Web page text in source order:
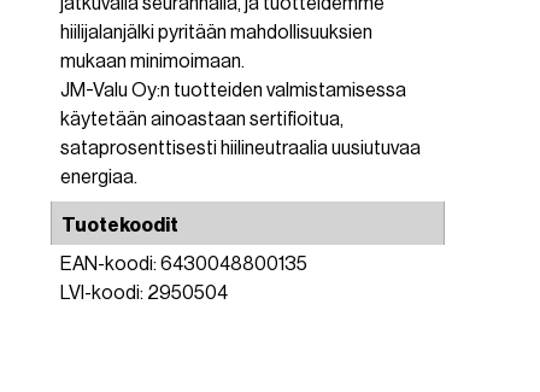
hiilijalanjälki pyritään mahdollisuuksien
mukaan minimoimaan.
JM-Valu Oy:n tuotteiden valmistamisessa
käytetään ainoastaan sertifioitua,
sataprosenttisesti hiilineutraalia uusiutuvaa
energiaa.
Tuotekoodit
EAN-koodi: 6430048800135
LVI-koodi: 2950504